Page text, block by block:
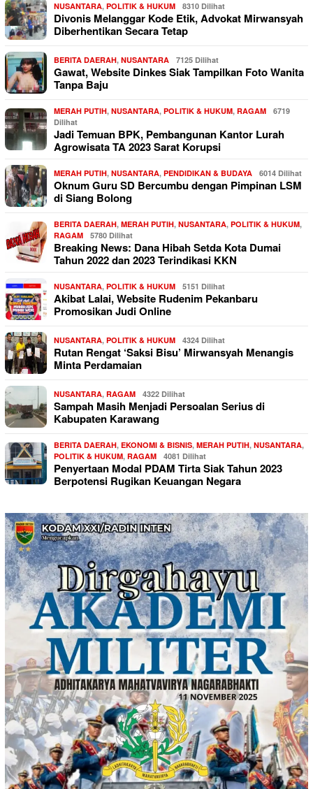
NUSANTARA, POLITIK & HUKUM 8310 Dilihat
Divonis Melanggar Kode Etik, Advokat Mirwansyah
Diberhentikan Secara Tetap
BERITA DAERAH, NUSANTARA 7125 Dilihat
Gawat, Website Dinkes Siak Tampilkan Foto Wanita
Tanpa Baju
MERAH PUTIH, NUSANTARA, POLITIK & HUKUM, RAGAM
6719
Dilihat
Jadi Temuan BPK, Pembangunan Kantor Lurah
Agrowisata TA 2023 Sarat Korupsi
MERAH PUTIH, NUSANTARA, PENDIDIKAN & BUDAYA 6014 Dilihat
Oknum Guru SD Bercumbu dengan Pimpinan LSM
di Siang Bolong
BERITA DAERAH, MERAH PUTIH, NUSANTARA, POLITIK & HUKUM,
RAGAM
5780 Dilihat
Breaking News: Dana Hibah Setda Kota Dumai
Tahun 2022 dan 2023 Terindikasi KKN
NUSANTARA, POLITIK & HUKUM 5151 Dilihat
Akibat Lalai, Website Rudenim Pekanbaru
Promosikan Judi Online
NUSANTARA, POLITIK & HUKUM 4324 Dilihat
Rutan Rengat ‘Saksi Bisu’ Mirwansyah Menangis
Minta Perdamaian
NUSANTARA, RAGAM 4322 Dilihat
Sampah Masih Menjadi Persoalan Serius di
Kabupaten Karawang
BERITA DAERAH, EKONOMI & BISNIS, MERAH PUTIH, NUSANTARA,
POLITIK & HUKUM, RAGAM 4081 Dilihat
Penyertaan Modal PDAM Tirta Siak Tahun 2023
Berpotensi Rugikan Keuangan Negara